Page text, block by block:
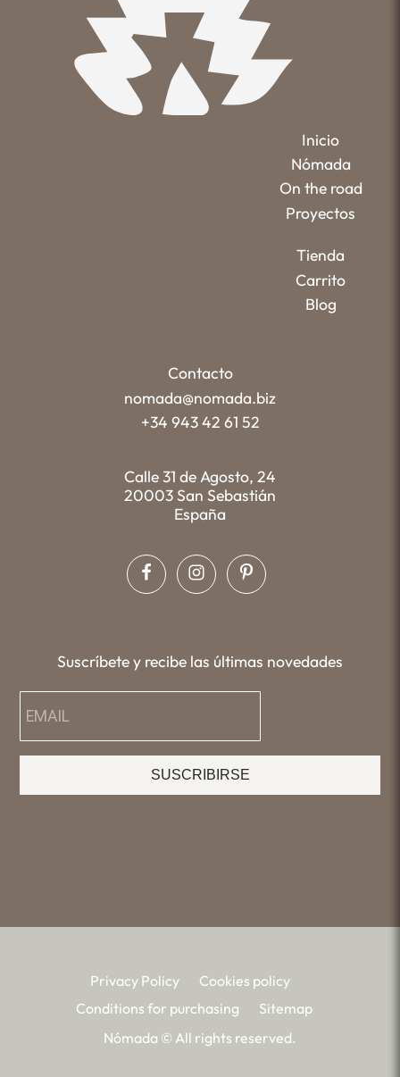
Inicio
Nómada
On the road
Proyectos
Tienda
Carrito
Blog
Contacto
nomada@nomada.biz
+34 943 42 61 52
Calle 31 de Agosto, 24
20003 San Sebastián
España
Suscríbete y recibe las últimas novedades
SUSCRIBIRSE
Privacy Policy
Cookies policy
Conditions for purchasing
Sitemap
Nómada © All rights reserved.